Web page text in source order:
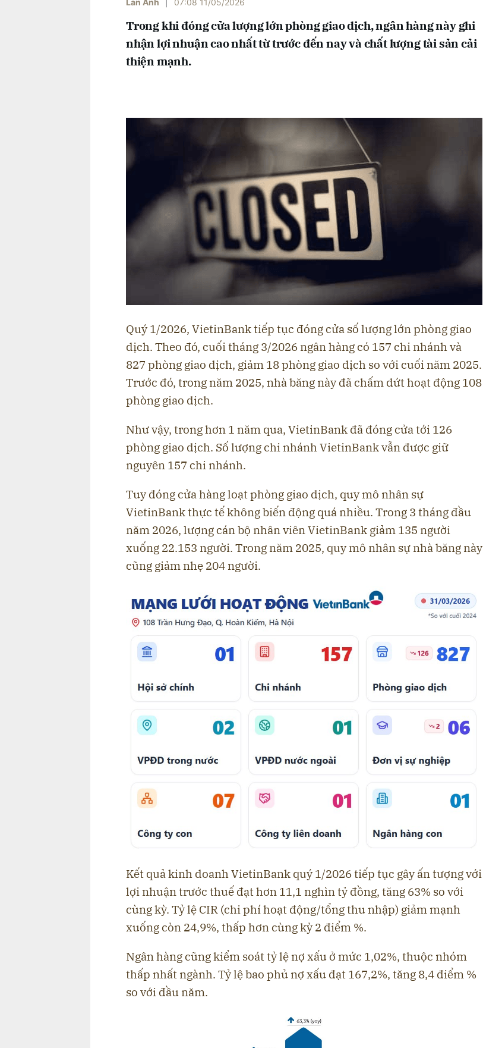
Lan Anh 07:08 11/05/2026
Trong khi đóng cửa lượng lớn phòng giao dịch, ngân hàng này ghi
nhận lợi nhuận cao nhất từ trước đến nay và chất lượng tài sản cải
thiện mạnh.
Quý 1/2026, VietinBank tiếp tục đóng cửa số lượng lớn phòng giao
dịch. Theo đó, cuối tháng 3/2026 ngân hàng có 157 chi nhánh và
827 phòng giao dịch, giảm 18 phòng giao dịch so với cuối năm 2025.
Trước đó, trong năm 2025, nhà băng này đã chấm dứt hoạt động 108
phòng giao dịch.
Như vậy, trong hơn 1 năm qua, VietinBank đã đóng cửa tới 126
phòng giao dịch. Số lượng chi nhánh VietinBank vẫn được giữ
nguyên 157 chi nhánh.
Tuy đóng cửa hàng loạt phòng giao dịch, quy mô nhân sự
VietinBank thực tế không biến động quá nhiều. Trong 3 tháng đầu
năm 2026, lượng cán bộ nhân viên VietinBank giảm 135 người
xuống 22.153 người. Trong năm 2025, quy mô nhân sự nhà băng này
cũng giảm nhẹ 204 người.
Kết quả kinh doanh VietinBank quý 1/2026 tiếp tục gây ấn tượng với
lợi nhuận trước thuế đạt hơn 11,1 nghìn tỷ đồng, tăng 63% so với
cùng kỳ. Tỷ lệ CIR (chi phí hoạt động/tổng thu nhập) giảm mạnh
xuống còn 24,9%, thấp hơn cùng kỳ 2 điểm %.
Ngân hàng cũng kiểm soát tỷ lệ nợ xấu ở mức 1,02%, thuộc nhóm
thấp nhất ngành. Tỷ lệ bao phủ nợ xấu đạt 167,2%, tăng 8,4 điểm %
so với đầu năm.